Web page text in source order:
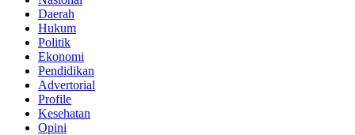
Daerah
Hukum
Politik
Ekonomi
Pendidikan
Advertorial
Profile
Kesehatan
Opini